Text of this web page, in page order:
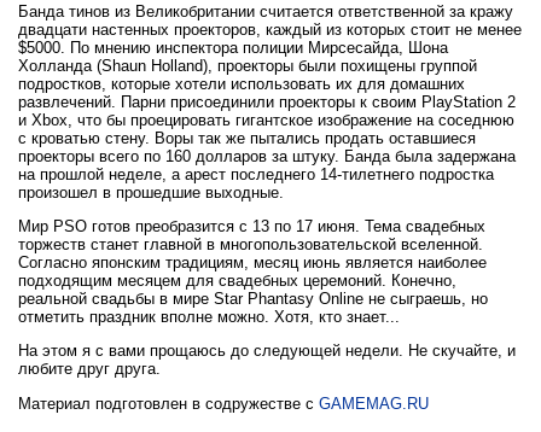
Банда тинов из Великобритании считается ответственной за кражу
двадцати настенных проекторов, каждый из которых стоит не менее
$5000. По мнению инспектора полиции Мирсесайда, Шона
Холланда (Shaun Holland), проекторы были похищены группой
подростков, которые хотели использовать их для домашних
развлечений. Парни присоединили проекторы к своим PlayStation 2
и Xbox, что бы проецировать гигантское изображение на соседнюю
с кроватью стену. Воры так же пытались продать оставшиеся
проекторы всего по 160 долларов за штуку. Банда была задержана
на прошлой неделе, а арест последнего 14-тилетнего подростка
произошел в прошедшие выходные.
Мир PSO готов преобразится с 13 по 17 июня. Тема свадебных
торжеств станет главной в многопользовательской вселенной.
Согласно японским традициям, месяц июнь является наиболее
подходящим месяцем для свадебных церемоний. Конечно,
реальной свадьбы в мире Star Phantasy Online не сыграешь, но
отметить праздник вполне можно. Хотя, кто знает...
На этом я с вами прощаюсь до следующей недели. Не скучайте, и
любите друг друга.
Материал подготовлен в содружестве с GAMEMAG.RU